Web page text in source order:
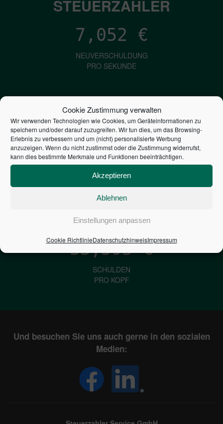
Cookie Zustimmung verwalten
Wir verwenden Technologien wie Cookies, um Geräteinformationen zu
speichern und/oder darauf zuzugreifen. Wir tun dies, um das Browsing-
Erlebnis zu verbessern und um (nicht) personalisierte Werbung
anzuzeigen. Wenn du nicht zustimmst oder die Zustimmung widerrufst,
kann dies bestimmte Merkmale und Funktionen beeinträchtigen.
Akzeptieren
Ablehnen
Einstellungen anpassen
Cookie RichtlinieDatenschutzhinweisImpressum
STEUERZAHLER
7,052 €
NEUVERSCHULDUNG
PRO SEKUNDE
1,601€
ZINSEN
PRO SEKUNDE
2,803,959,318,679
STAATSVERSCHULDUNG
33,593€
SCHULDEN
PRO KOPF
Und besuchen Sie uns auch gerne in den sozialen
Medien: